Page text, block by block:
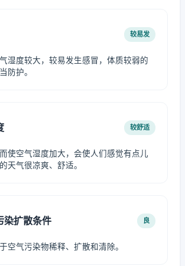
较易发
湿度较大，较易发生感冒，体质较弱的
防护。
较舒适
使空气湿度加大，会使人们感觉有点儿
天气很凉爽、舒适。
染扩散条件 良
空气污染物稀释、扩散和清除。